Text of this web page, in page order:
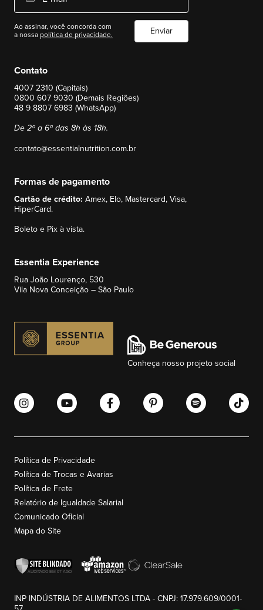
Contato
4007 2310 (Capitais)
0800 607 9030 (Demais Regiões)
48 9 8807 6983 (WhatsApp)
De 2ª a 6ª das 8h às 18h.
contato@essentialnutrition.com.br
Formas de pagamento
Cartão de crédito: Amex, Elo, Mastercard, Visa,
HiperCard.
Boleto e Pix à vista.
Essentia Experience
Rua João Lourenço, 530
Vila Nova Conceição – São Paulo
Ao assinar, você concorda com
a nossapolítica de privacidade. Enviar
Conheça nosso projeto social
Política de Privacidade
Política de Trocas e Avarias
Política de Frete
Relatório de Igualdade Salarial
Comunicado Oficial
Mapa do Site
INP INDÚSTRIA DE ALIMENTOS LTDA - CNPJ: 17.979.609/0001-